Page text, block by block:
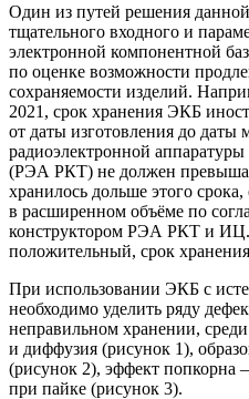
Один из путей решения
тщательного входного и
электронной компонентной
по оценке возможности
сохраняемости изделий.
2021, срок хранения ЭКБ
от даты изготовления до даты
радиоэлектронной
(РЭА РКТ) не должен
хранилось дольше этого
в расширенном объёме по
конструктором РЭА РКТ и ИЦ.
положительный, срок
При использовании ЭКБ с
необходимо уделить ряду
неправильном хранении,
и диффузия (рисунок 1),
(рисунок 2), эффект попкорна
при пайке (рисунок 3).